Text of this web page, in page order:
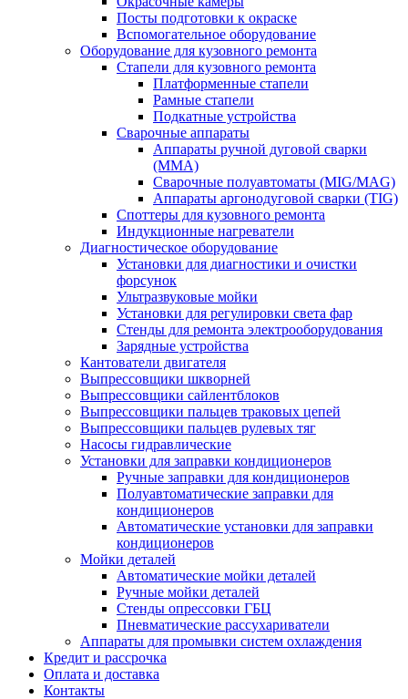
Посты подготовки к окраске
Вспомогательное оборудование
Оборудование для кузовного ремонта
Стапели для кузовного ремонта
Платформенные стапели
Рамные стапели
Подкатные устройства
Сварочные аппараты
Аппараты ручной дуговой сварки
(MMA)
Сварочные полуавтоматы (MIG/MAG)
Аппараты аргонодуговой сварки (TIG)
Споттеры для кузовного ремонта
Индукционные нагреватели
Диагностическое оборудование
Установки для диагностики и очистки
форсунок
Ультразвуковые мойки
Установки для регулировки света фар
Стенды для ремонта электрооборудования
Зарядные устройства
Кантователи двигателя
Выпрессовщики шкворней
Выпрессовщики сайлентблоков
Выпрессовщики пальцев траковых цепей
Выпрессовщики пальцев рулевых тяг
Насосы гидравлические
Установки для заправки кондиционеров
Ручные заправки для кондиционеров
Полуавтоматические заправки для
кондиционеров
Автоматические установки для заправки
кондиционеров
Мойки деталей
Автоматические мойки деталей
Ручные мойки деталей
Стенды опрессовки ГБЦ
Пневматические рассухариватели
Аппараты для промывки систем охлаждения
Кредит и рассрочка
Оплата и доставка
Контакты